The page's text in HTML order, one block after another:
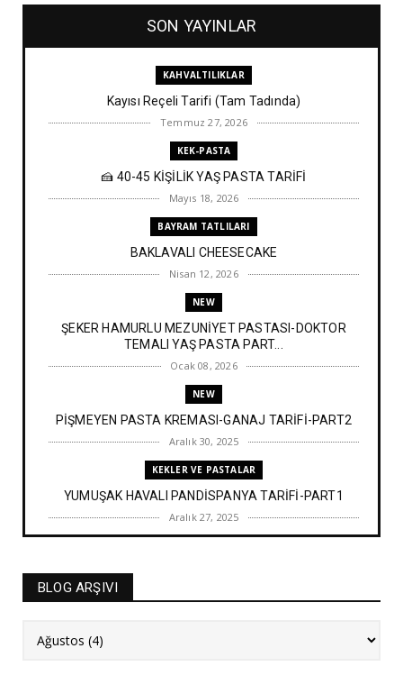
SON YAYINLAR
KAHVALTILIKLAR
Kayısı Reçeli Tarifi (Tam Tadında)
Temmuz 27, 2026
KEK-PASTA
🍰 40-45 KİŞİLİK YAŞ PASTA TARİFİ
Mayıs 18, 2026
BAYRAM TATLILARI
BAKLAVALI CHEESECAKE
Nisan 12, 2026
NEW
ŞEKER HAMURLU MEZUNİYET PASTASI-DOKTOR
TEMALI YAŞ PASTA PART...
Ocak 08, 2026
NEW
PİŞMEYEN PASTA KREMASI-GANAJ TARİFİ-PART2
Aralık 30, 2025
KEKLER VE PASTALAR
YUMUŞAK HAVALI PANDİSPANYA TARİFİ-PART1
Aralık 27, 2025
BLOG ARŞIVI